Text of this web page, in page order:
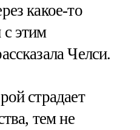
какое-то
этим
Челси.
страдает
тем не